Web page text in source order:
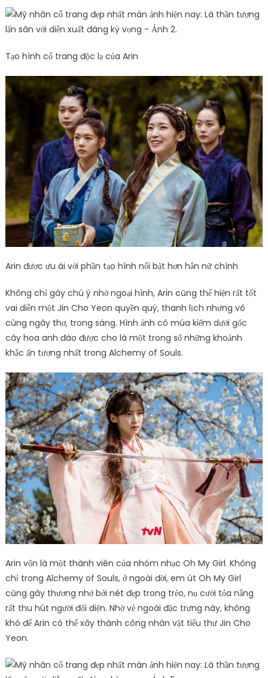
Tạo hình cổ trang độc lạ của Arin
Arin được ưu ái với phần tạo hình nổi bật hơn hẳn nữ chính
Không chỉ gây chú ý nhờ ngoại hình, Arin cũng thể hiện rất tốt
vai diễn một Jin Cho Yeon quyền quý, thanh lịch nhưng vô
cùng ngây thơ, trong sáng. Hình ảnh cô múa kiếm dưới gốc
cây hoa anh đào được cho là một trong số những khoảnh
khắc ấn tượng nhất trong Alchemy of Souls.
Arin vốn là một thành viên của nhóm nhạc Oh My Girl. Không
chỉ trong Alchemy of Souls, ở ngoài đời, em út Oh My Girl
cũng gây thương nhớ bởi nét đẹp trong trẻo, nụ cười tỏa nắng
rất thu hút người đối diện. Nhờ vẻ ngoài đặc trưng này, không
khó để Arin có thể xây thành công nhân vật tiểu thư Jin Cho
Yeon.